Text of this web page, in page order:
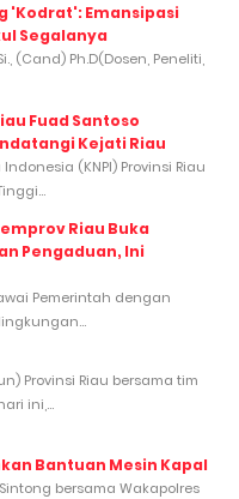
'Kodrat': Emansipasi
Segalanya
(Cand) Ph.D(Dosen, Peneliti,
Fuad Santoso
Kejati Riau
(KNPI) Provinsi Riau
Riau Buka
Pengaduan, Ini
Pemerintah dengan
Provinsi Riau bersama tim
ini,...
Bantuan Mesin Kapal
bersama Wakapolres